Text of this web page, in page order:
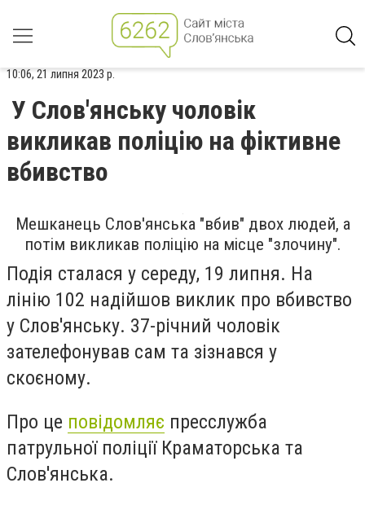
10:06, 21 липня 2023 р.
У Слов'янську чоловік
викликав поліцію на фіктивне
вбивство
Мешканець Слов'янська "вбив" двох людей, а
потім викликав поліцію на місце "злочину".
Подія сталася у середу, 19 липня. На
лінію 102 надійшов виклик про вбивство
у Слов'янську. 37-річний чоловік
зателефонував сам та зізнався у
скоєному.
Про це повідомляє пресслужба
патрульної поліції Краматорська та
Слов'янська.